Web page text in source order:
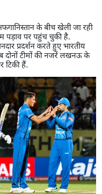
के बीच खेली जा रही
पड़ाव पर पहुंच चुकी है.
प्रदर्शन करते हुए भारतीय
दोनों टीमों की नजरें लखनऊ के
टिकी हैं.